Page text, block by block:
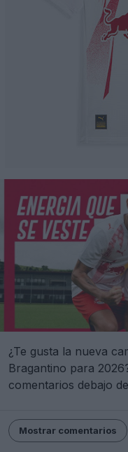
¿Te gusta la nueva
Bragantino para
comentarios debajo
Mostrar comentarios